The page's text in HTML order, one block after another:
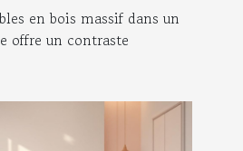
?
en bois massif dans un
offre un contraste